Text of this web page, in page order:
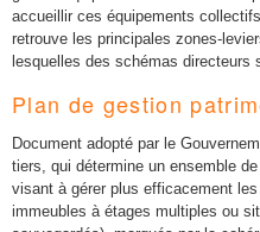
accueillir ces équipements
retrouve les principales zones-
lesquelles des schémas directeurs
Plan de gestion
Document adopté par le
tiers, qui détermine un ensemble
visant à gérer plus efficacement
immeubles à étages multiples ou